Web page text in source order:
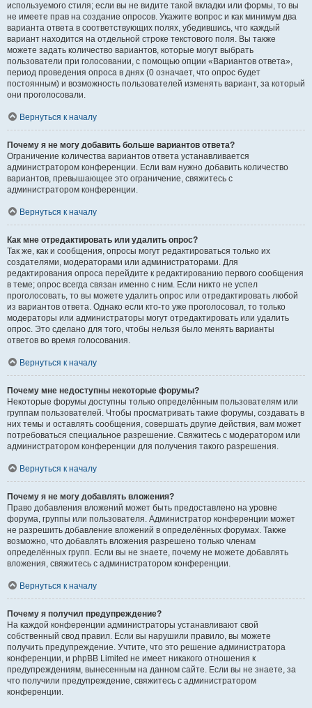
используемого стиля; если вы не видите такой вкладки или формы, то вы
не имеете прав на создание опросов. Укажите вопрос и как минимум два
варианта ответа в соответствующих полях, убедившись, что каждый
вариант находится на отдельной строке текстового поля. Вы также
можете задать количество вариантов, которые могут выбрать
пользователи при голосовании, с помощью опции «Вариантов ответа»,
период проведения опроса в днях (0 означает, что опрос будет
постоянным) и возможность пользователей изменять вариант, за который
они проголосовали.
Вернуться к началу
Почему я не могу добавить больше вариантов ответа?
Ограничение количества вариантов ответа устанавливается
администратором конференции. Если вам нужно добавить количество
вариантов, превышающее это ограничение, свяжитесь с
администратором конференции.
Вернуться к началу
Как мне отредактировать или удалить опрос?
Так же, как и сообщения, опросы могут редактироваться только их
создателями, модераторами или администраторами. Для
редактирования опроса перейдите к редактированию первого сообщения
в теме; опрос всегда связан именно с ним. Если никто не успел
проголосовать, то вы можете удалить опрос или отредактировать любой
из вариантов ответа. Однако если кто-то уже проголосовал, то только
модераторы или администраторы могут отредактировать или удалить
опрос. Это сделано для того, чтобы нельзя было менять варианты
ответов во время голосования.
Вернуться к началу
Почему мне недоступны некоторые форумы?
Некоторые форумы доступны только определённым пользователям или
группам пользователей. Чтобы просматривать такие форумы, создавать в
них темы и оставлять сообщения, совершать другие действия, вам может
потребоваться специальное разрешение. Свяжитесь с модератором или
администратором конференции для получения такого разрешения.
Вернуться к началу
Почему я не могу добавлять вложения?
Право добавления вложений может быть предоставлено на уровне
форума, группы или пользователя. Администратор конференции может
не разрешить добавление вложений в определённых форумах. Также
возможно, что добавлять вложения разрешено только членам
определённых групп. Если вы не знаете, почему не можете добавлять
вложения, свяжитесь с администратором конференции.
Вернуться к началу
Почему я получил предупреждение?
На каждой конференции администраторы устанавливают свой
собственный свод правил. Если вы нарушили правило, вы можете
получить предупреждение. Учтите, что это решение администратора
конференции, и phpBB Limited не имеет никакого отношения к
предупреждениям, вынесенным на данном сайте. Если вы не знаете, за
что получили предупреждение, свяжитесь с администратором
конференции.